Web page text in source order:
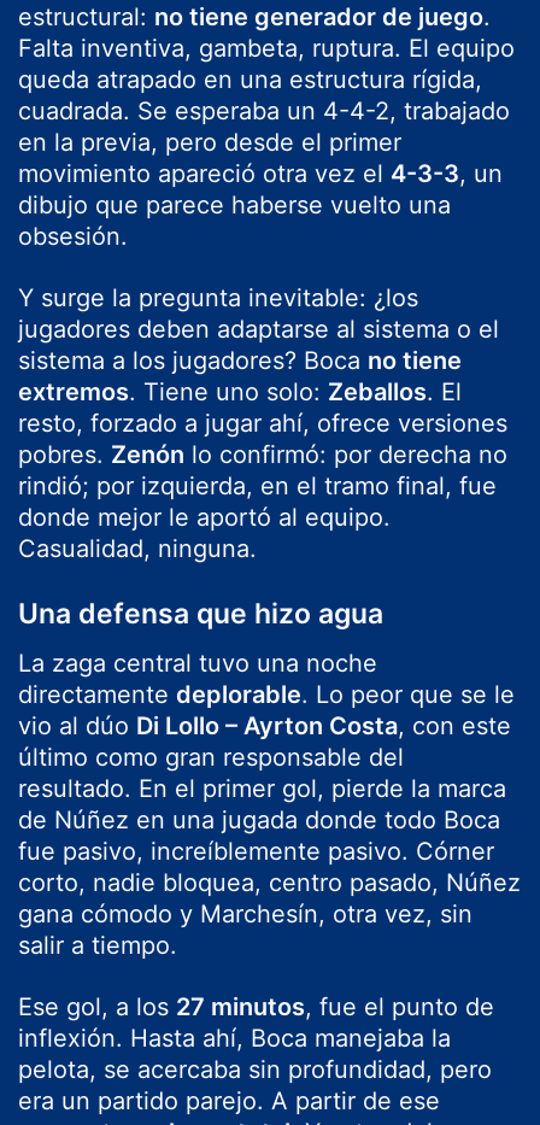
estructural: no tiene generador de juego.
Falta inventiva, gambeta, ruptura. El equipo
queda atrapado en una estructura rígida,
cuadrada. Se esperaba un 4-4-2, trabajado
en la previa, pero desde el primer
movimiento apareció otra vez el 4-3-3, un
dibujo que parece haberse vuelto una
obsesión.
Y surge la pregunta inevitable: ¿los
jugadores deben adaptarse al sistema o el
sistema a los jugadores? Boca no tiene
extremos. Tiene uno solo: Zeballos. El
resto, forzado a jugar ahí, ofrece versiones
pobres. Zenón lo confirmó: por derecha no
rindió; por izquierda, en el tramo final, fue
donde mejor le aportó al equipo.
Casualidad, ninguna.
Una defensa que hizo agua
La zaga central tuvo una noche
directamente deplorable. Lo peor que se le
vio al dúo Di Lollo – Ayrton Costa, con este
último como gran responsable del
resultado. En el primer gol, pierde la marca
de Núñez en una jugada donde todo Boca
fue pasivo, increíblemente pasivo. Córner
corto, nadie bloquea, centro pasado, Núñez
gana cómodo y Marchesín, otra vez, sin
salir a tiempo.
Ese gol, a los 27 minutos, fue el punto de
inflexión. Hasta ahí, Boca manejaba la
pelota, se acercaba sin profundidad, pero
era un partido parejo. A partir de ese